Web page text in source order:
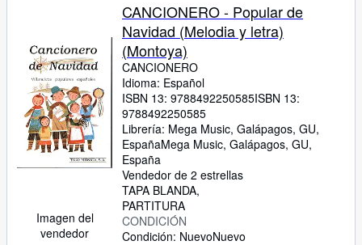
Imagen del
vendedor
CANCIONERO - Popular de
Navidad (Melodia y letra)
(Montoya)
CANCIONERO
Idioma: Español
ISBN 13: 9788492250585ISBN 13:
9788492250585
Librería: Mega Music, Galápagos, GU,
EspañaMega Music, Galápagos, GU,
España
Vendedor de 2 estrellas
TAPA BLANDA
PARTITURA
CONDICIÓN
Condición: NuevoNuevo